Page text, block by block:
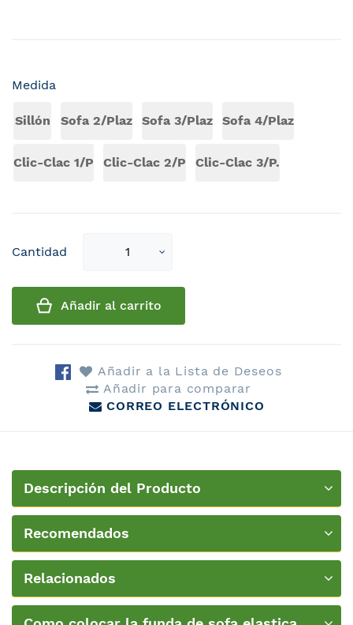
Medida
Sillón Sofa 2/Plaz Sofa 3/Plaz Sofa 4/Plaz
Clic-Clac 1/P Clic-Clac 2/P Clic-Clac 3/P.
Cantidad
Select
Añadir al carrito
Añadir a la Lista de Deseos
Añadir para comparar
CORREO ELECTRÓNICO
Descripción del Producto
Recomendados
Relacionados